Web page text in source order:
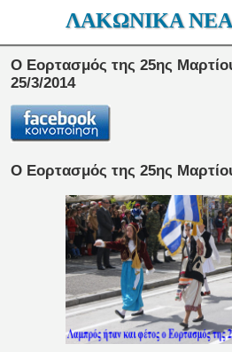
ΛΑΚΩΝΙΚΑ ΝΕΑ
O Εορτασμός της 25ης
25/3/2014
Ο Εορτασμός της 25ης